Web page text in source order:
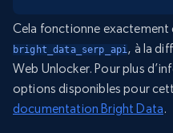
Cela fonctionne
bright_data_serp_api, à la
Web Unlocker. Pour plus
options disponibles pour
documentation Bright Data.